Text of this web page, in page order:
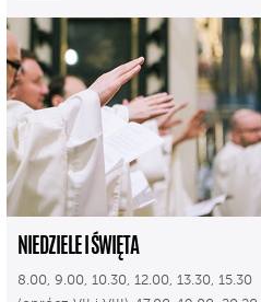
NIEDZIELE I ŚWIĘTA
8.00, 9.00, 10.30, 12.00, 13.30, 15.30